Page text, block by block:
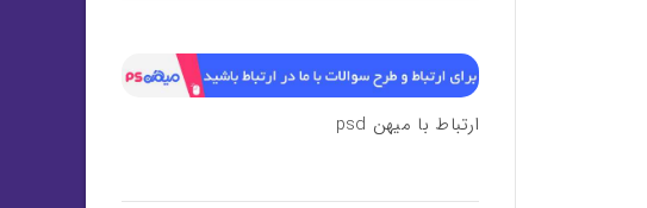
ارتباط با میهن psd